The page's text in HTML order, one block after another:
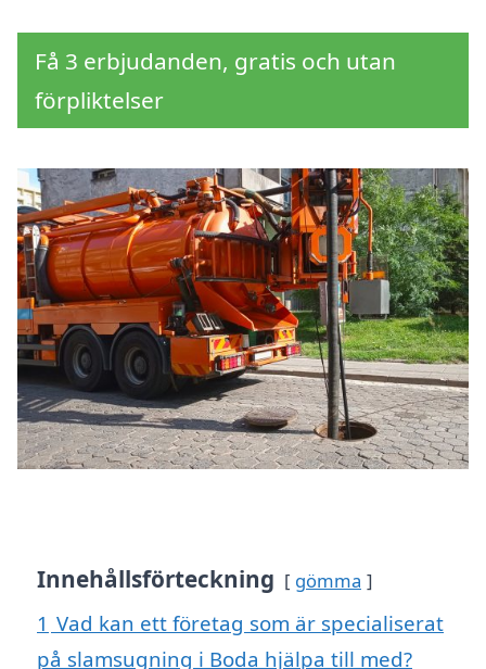
Få 3 erbjudanden, gratis och utan
förpliktelser
Innehållsförteckning gömma
1 Vad kan ett företag som är specialiserat
på slamsugning i Boda hjälpa till med?